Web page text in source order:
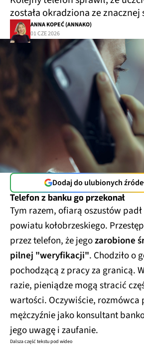
została okradziona ze
ANNA KOPEĆ (ANNAKO)
01 CZE 2026
Dodaj do ulubionych
Telefon z banku go przekonał
Tym razem, ofiarą oszustów
powiatu kołobrzeskiego.
przez telefon, że jegozarobione
pilnej "weryfikacji". Chodziło o
pochodzącą z pracy za granicą.
razie, pieniądze mogą stracić
wartości. Oczywiście, rozmówca
mężczyźnie jako konsultant
jego uwagę i zaufanie.
Dalsza część tekstu pod wideo